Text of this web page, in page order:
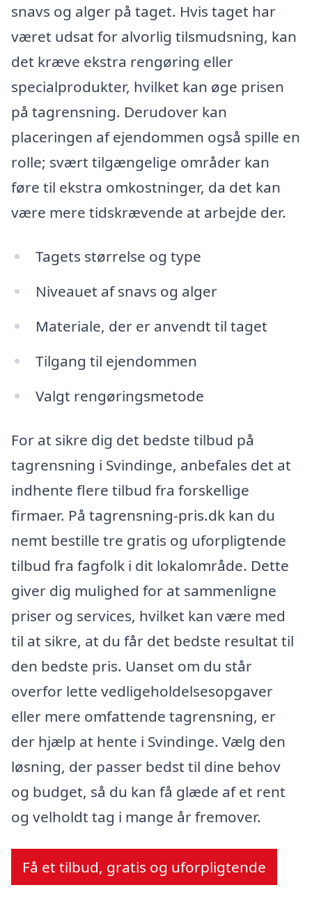
snavs og alger på taget. Hvis taget har
været udsat for alvorlig tilsmudsning, kan
det kræve ekstra rengøring eller
specialprodukter, hvilket kan øge prisen
på tagrensning. Derudover kan
placeringen af ejendommen også spille en
rolle; svært tilgængelige områder kan
føre til ekstra omkostninger, da det kan
være mere tidskrævende at arbejde der.
Tagets størrelse og type
Niveauet af snavs og alger
Materiale, der er anvendt til taget
Tilgang til ejendommen
Valgt rengøringsmetode
For at sikre dig det bedste tilbud på
tagrensning i Svindinge, anbefales det at
indhente flere tilbud fra forskellige
firmaer. På tagrensning-pris.dk kan du
nemt bestille tre gratis og uforpligtende
tilbud fra fagfolk i dit lokalområde. Dette
giver dig mulighed for at sammenligne
priser og services, hvilket kan være med
til at sikre, at du får det bedste resultat til
den bedste pris. Uanset om du står
overfor lette vedligeholdelsesopgaver
eller mere omfattende tagrensning, er
der hjælp at hente i Svindinge. Vælg den
løsning, der passer bedst til dine behov
og budget, så du kan få glæde af et rent
og velholdt tag i mange år fremover.
Få et tilbud, gratis og uforpligtende